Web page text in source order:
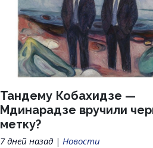
Тандему Кобахидзе —
Мдинарадзе вручили
метку?
7 дней назад | Новости